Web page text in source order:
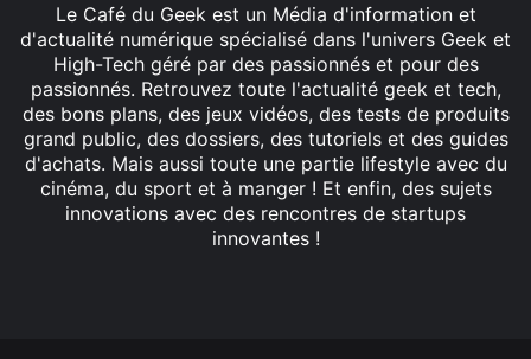
Le Café du Geek est un Média d'information et
d'actualité numérique spécialisé dans l'univers Geek et
High-Tech géré par des passionnés et pour des
passionnés. Retrouvez toute l'actualité geek et tech,
des bons plans, des jeux vidéos, des tests de produits
grand public, des dossiers, des tutoriels et des guides
d'achats. Mais aussi toute une partie lifestyle avec du
cinéma, du sport et à manger ! Et enfin, des sujets
innovations avec des rencontres de startups
innovantes !